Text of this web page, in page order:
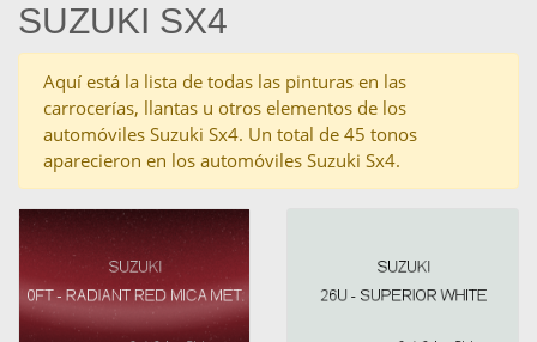
SUZUKI SX4
Aquí está la lista de todas las pinturas en las
carrocerías, llantas u otros elementos de los
automóviles Suzuki Sx4. Un total de 45 tonos
aparecieron en los automóviles Suzuki Sx4.